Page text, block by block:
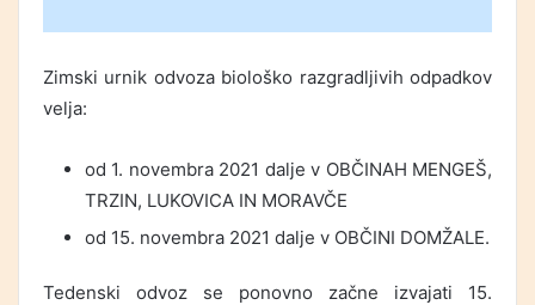
Zimski urnik odvoza biološko razgradljivih odpadkov
velja:
od 1. novembra 2021 dalje v OBČINAH MENGEŠ,
TRZIN, LUKOVICA IN MORAVČE
od 15. novembra 2021 dalje v OBČINI DOMŽALE.
Tedenski odvoz se ponovno začne izvajati 15.